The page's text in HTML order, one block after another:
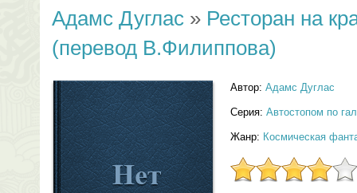
Адамс Дуглас » Ресторан на
(перевод В.Филиппова)
Автор: Адамс Дуглас
Серия: Автостопом по
Жанр: Космическая